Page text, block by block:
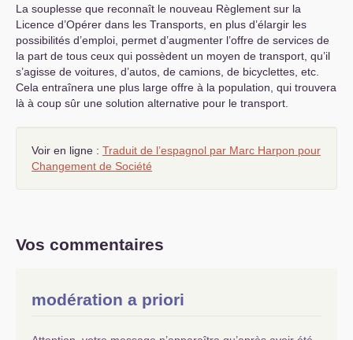
La souplesse que reconnaît le nouveau Règlement sur la
Licence d’Opérer dans les Transports, en plus d’élargir les
possibilités d’emploi, permet d’augmenter l’offre de services de
la part de tous ceux qui possèdent un moyen de transport, qu’il
s’agisse de voitures, d’autos, de camions, de bicyclettes, etc.
Cela entraînera une plus large offre à la population, qui trouvera
là à coup sûr une solution alternative pour le transport.
Voir en ligne : Traduit de l’espagnol par Marc Harpon pour
Changement de Société
Vos commentaires
modération a priori